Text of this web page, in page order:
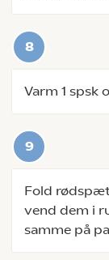
Varm 1 spsk
Fold
vend dem i
samme på